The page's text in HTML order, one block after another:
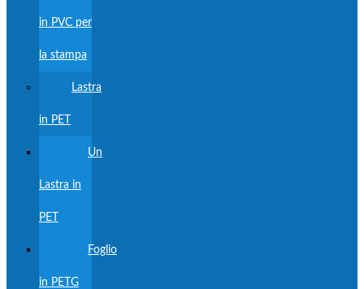
in PVC per
la stampa
Lastra
in PET
Un
Lastra in
PET
Foglio
in PETG